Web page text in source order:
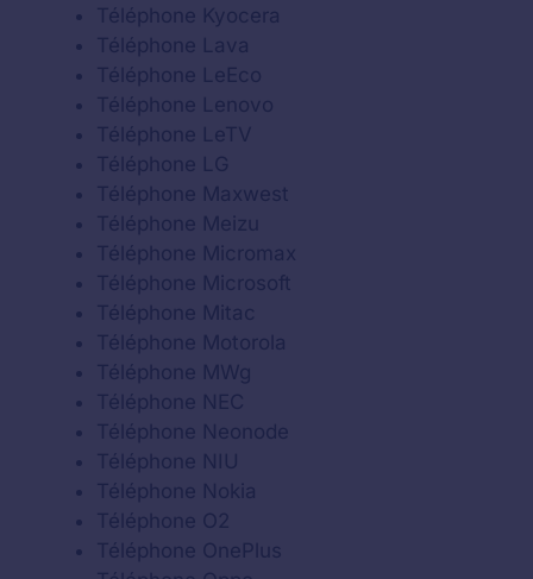
Téléphone Kyocera
Téléphone Lava
Téléphone LeEco
Téléphone Lenovo
Téléphone LeTV
Téléphone LG
Téléphone Maxwest
Téléphone Meizu
Téléphone Micromax
Téléphone Microsoft
Téléphone Mitac
Téléphone Motorola
Téléphone MWg
Téléphone NEC
Téléphone Neonode
Téléphone NIU
Téléphone Nokia
Téléphone O2
Téléphone OnePlus